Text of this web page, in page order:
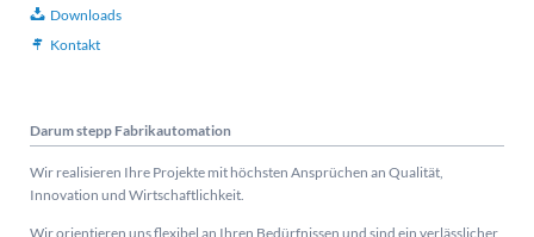
Downloads
Kontakt
Darum stepp Fabrikautomation
Wir realisieren Ihre Projekte mit höchsten Ansprüchen an Qualität,
Innovation und Wirtschaftlichkeit.
Wir orientieren uns flexibel an Ihren Bedürfnissen und sind ein verlässlicher